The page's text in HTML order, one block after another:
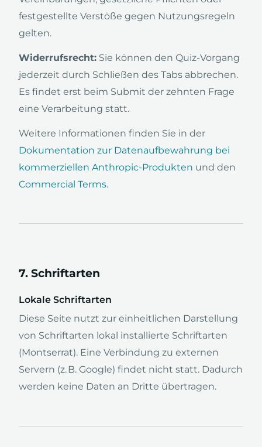
festgestellte Verstöße gegen Nutzungsregeln
gelten.
Widerrufsrecht: Sie können den Quiz-Vorgang
jederzeit durch Schließen des Tabs abbrechen.
Es findet erst beim Submit der zehnten Frage
eine Verarbeitung statt.
Weitere Informationen finden Sie in der
Dokumentation zur Datenaufbewahrung bei
kommerziellen Anthropic-Produkten und den
Commercial Terms.
7. Schriftarten
Lokale Schriftarten
Diese Seite nutzt zur einheitlichen Darstellung
von Schriftarten lokal installierte Schriftarten
(Montserrat). Eine Verbindung zu externen
Servern (z. B. Google) findet nicht statt. Dadurch
werden keine Daten an Dritte übertragen.